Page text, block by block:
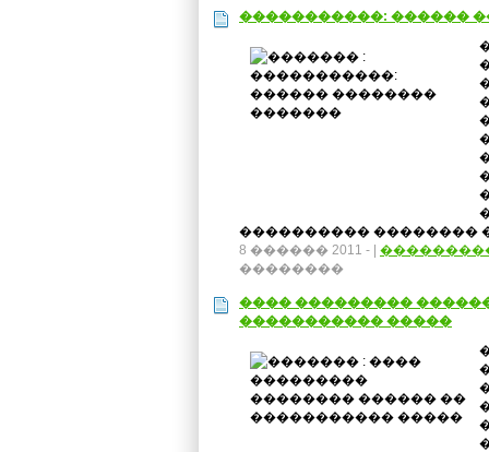
�����������: ������
���������� ��������
8 ������ 2011 -
��������
���� ���������
����������� �����